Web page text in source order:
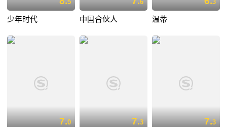
5
少年时代
6
中国合伙人
3
温蒂
7.0 7.3 7.3